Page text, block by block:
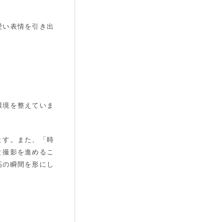
表情を引き出
を整えていま
。また、「時
影を進めるこ
瞬間を形にし